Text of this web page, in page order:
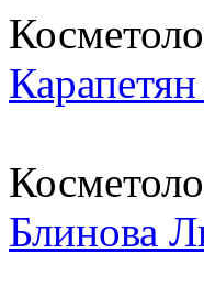
Блинова